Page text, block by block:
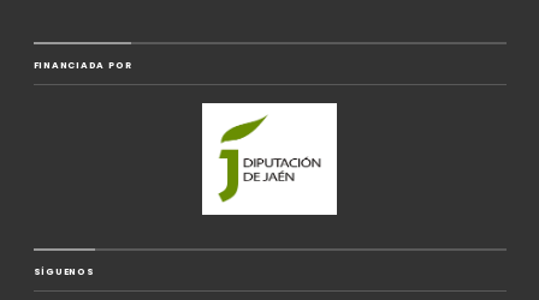
FINANCIADA POR
SÍGUENOS